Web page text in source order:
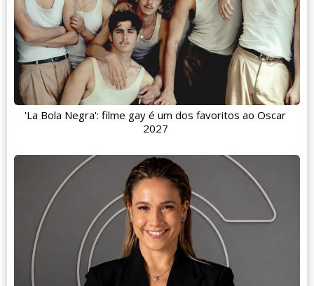
'La Bola Negra': filme gay é um dos favoritos ao Oscar
2027